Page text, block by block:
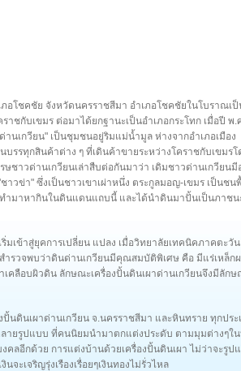
อโชคชัย จังหวัดนครราชสีมา อำเภอโชคชัยในโบราณเป็
ชกับเขมร ต่อมาได้ยกฐานะเป็นอำเภอกระโทก เมื่อปี พ.
นเกวียน" เป็นชุมชนอยู่ริมแม่น้ำมูล ห่างจากอำเภอเมือง
รรทุกสินค้าต่าง ๆ ที่เดินค้าขายระหว่างโคราชกับเขมร
ชาวด่านเกวียนเล่าสืบต่อกันมาว่า เดิมชาวด่านเกวียน
วข่า" ซึ่งเป็นชาวเขาเผ่าหนึ่ง ตระกูลมอญ-เขมร เป็นชน
มาหากินในดินแดนแถบนี้ และได้นำดินมาปั้นเป็นภาชน
มเข้าสู่ยุคการเปลี่ยน แปลง เมื่อวิทยาลัยเทคนิคภาคตะวั
ำรวจพบว่าดินด่านเกวียนมีคุณสมบัติพิเศษ คือ มีแร่เหล็ก
เคลือบผิวดิน ลักษณะเครื่องปั้นดินเผาด่านเกวียนจึงมีลักษ
ปั้นดินเผาด่านเกวียน จ.นครราชสีมา และหินทราย ทุกประ
ายรูปแบบ ที่คนนิยมนำมาตกแต่งประดับ ตามมุมต่างๆใ
คลอีกด้วย การแต่งบ้านด้วยเครื่องปั้นดินเผา ไม่ว่าจะรูป
ะเจริญรุ่งเรืองเรื่อยๆเงินทองไม่รั่วไหล